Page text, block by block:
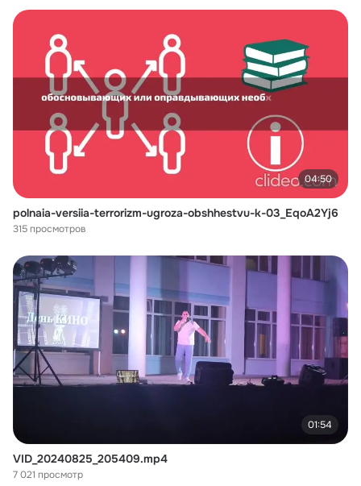
04:50
polnaia-versiia-terrorizm-ugroza-obshhestvu-k-03_EqoA2Yj6
315 просмотров
01:54
VID_20240825_205409.mp4
7 021 просмотр